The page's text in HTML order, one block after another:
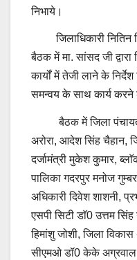
निभाये।
जिलाधिकारी नितिन
बैठक में मा. सांसद जी
कार्यों में तेजी लाने के
समन्वय के साथ कार्य करने
बैठक में जिला पंचायत
अरोरा, आदेश सिंह चैहान,
दर्जामंत्री मुकेश कुमार,
पालिका गदरपुर मनोज
अधिकारी दिवेश शाशनी,
एसपी सिटी डाॅ0 उत्तम
हिमांशु जोशी, जिला
सीएमओ डॉ0 केके